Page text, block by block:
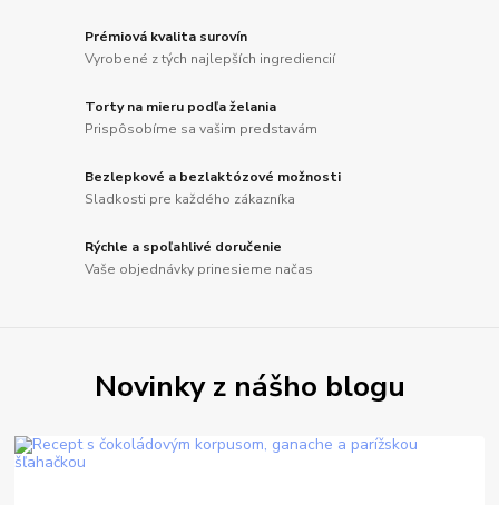
Prémiová kvalita surovín
Vyrobené z tých najlepších ingrediencií
Torty na mieru podľa želania
Prispôsobíme sa vašim predstavám
Bezlepkové a bezlaktózové možnosti
Sladkosti pre každého zákazníka
Rýchle a spoľahlivé doručenie
Vaše objednávky prinesieme načas
Novinky z nášho blogu